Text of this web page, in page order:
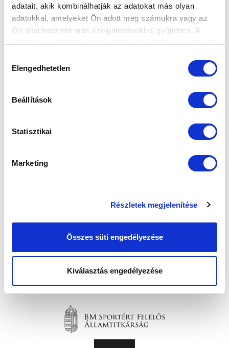
adatait, akik kombinálhatják az adatokat más olyan
adatokkal, amelyeket Ön adott meg számukra vagy az
Ön által használt más szolgáltatásokból gyűjtöttek. A
weboldalon való böngészés folytatásával Ön hozzájárul a
kiválasztása
Elengedhetetlen
Beállítások
Statisztikai
Marketing
Részletek megjelenítése
Összes süti engedélyezése
Kiválasztás engedélyezése
Elfogadom azAdatvédelmi tájékoztatót!
FELIRATKOZOM